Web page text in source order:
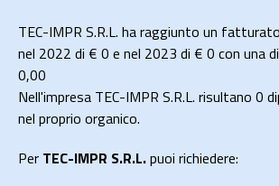
TEC-IMPR S.R.L. ha raggiunto un
nel 2022 di € 0 e nel 2023 di € 0 con una
0,00
Nell'impresa TEC-IMPR S.R.L. risultano 0
nel proprio organico.
Per TEC-IMPR S.R.L.puoi richiedere: